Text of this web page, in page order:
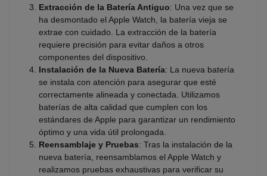
Extracción de la Batería Antiguo: Una vez que se
ha desmontado el Apple Watch, la batería vieja se
extrae con cuidado. La extracción de la batería
requiere precisión para evitar daños a otros
componentes del dispositivo.
Instalación de la Nueva Batería: La nueva batería
se instala con atención para asegurar que esté
correctamente alineada y conectada. Utilizamos
baterías de alta calidad que cumplen con los
estándares de Apple para garantizar un rendimiento
óptimo y una vida útil prolongada.
Reensamblaje y Pruebas: Tras la instalación de la
nueva batería, reensamblamos el Apple Watch y
realizamos pruebas exhaustivas para verificar su